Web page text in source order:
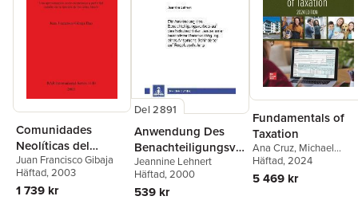
Comunidades
Neolíticas del
Noreste de la
Península Ibérica
Juan Francisco Gibaja
Häftad, 2003
1 739 kr
Del 2891
Anwendung Des
Benachteiligungsver
bots Auf Das
Schulrecht Der
Laender Unter
Jeannine Lehnert
Häftad, 2000
539 kr
Fundamentals of
Taxation
Ana Cruz, Michael
Deschamps,Frederick
Niswander
Prendergast
Häftad, 2024
5 469 kr